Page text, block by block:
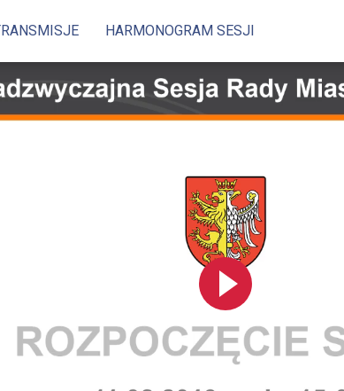
HARMONOGRAM SESJI